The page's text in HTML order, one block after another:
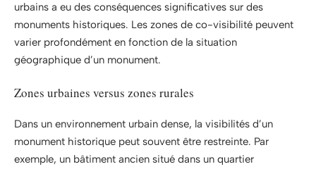
urbains a eu des conséquences significatives sur des
monuments historiques. Les zones de co-visibilité peuvent
varier profondément en fonction de la situation
géographique d’un monument.
Zones urbaines versus zones rurales
Dans un environnement urbain dense, la visibilités d’un
monument historique peut souvent être restreinte. Par
exemple, un bâtiment ancien situé dans un quartier